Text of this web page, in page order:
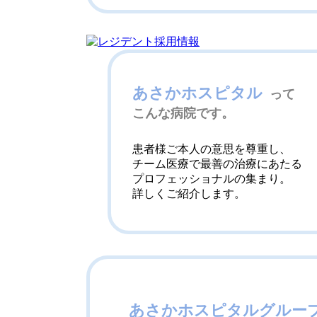
あさかホスピタル って
こんな病院です。
患者様ご本人の意思を尊重し、
チーム医療で最善の治療にあたる
プロフェッショナルの集まり。
詳しくご紹介します。
あさかホスピタルグルー